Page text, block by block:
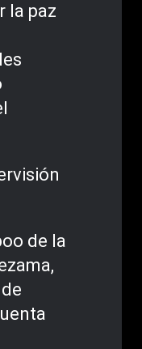
la paz
de la